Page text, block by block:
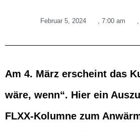
Februar 5, 2024 , 7:00 am ,
Am 4. März erscheint das
wäre, wenn“. Hier ein
FLXX-Kolumne zum